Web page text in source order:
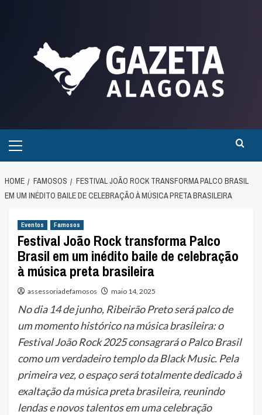
Menu
HOME FAMOSOS
FESTIVAL JOÃO ROCK TRANSFORMA PALCO BRASIL
EM UM INÉDITO BAILE DE CELEBRAÇÃO À MÚSICA PRETA BRASILEIRA
Eventos Famosos
Festival João Rock transforma Palco
Brasil em um inédito baile de celebração
à música preta brasileira
assessoriadefamosos maio 14, 2025
No dia 14 de junho, Ribeirão Preto será palco de
um momento histórico na música brasileira: o
Festival João Rock 2025 consagrará o Palco Brasil
como um verdadeiro templo da Black Music. Pela
primeira vez, o espaço será totalmente dedicado à
exaltação da música preta brasileira, reunindo
lendas e novos talentos em uma celebração